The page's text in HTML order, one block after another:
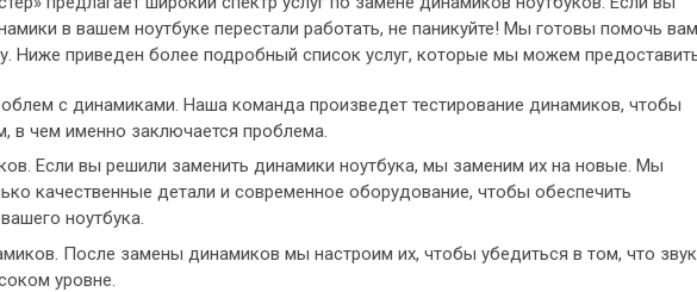
в вашем ноутбуке перестали работать, не паникуйте! Мы готовы помочь вам
Ниже приведен более подробный список услуг, которые мы можем
с динамиками. Наша команда произведет тестирование динамиков, чтобы
в чем именно заключается проблема.
Если вы решили заменить динамики ноутбука, мы заменим их на новые. Мы
качественные детали и современное оборудование, чтобы обеспечить
ноутбука.
После замены динамиков мы настроим их, чтобы убедиться в том, что звук
уровне.